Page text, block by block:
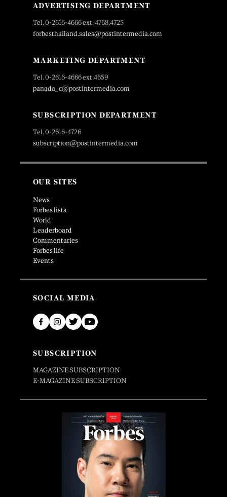
ADVERTISING DEPARTMENT
Tel. 0-2616-4666 ext. 4768,4725
forbesthailand.sales@postintermedia.com
MARKETING DEPARTMENT
Tel. 0-2616-4666 ext.4659
panada_c@postintermedia.com
SUBSCRIPTION DEPARTMENT
Tel. 0-2616-4726
subscription@postintermedia.com
OUR SITES
News
Forbes lists
World
Leaderboard
Commentaries
Forbes life
Events
SOCIAL MEDIA
SUBSCRIPTION
MAGAZINE SUBSCRIPTION
E-MAGAZINE SUBSCRIPTION